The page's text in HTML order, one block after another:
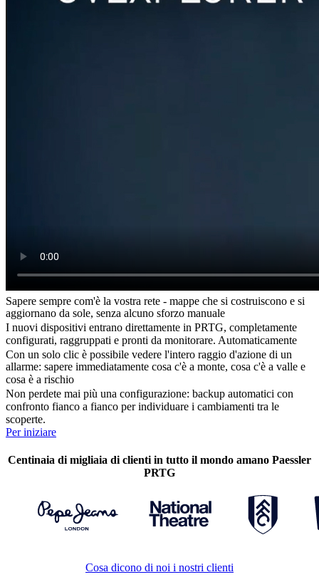
Sapere sempre com'è la vostra rete - mappe che si costruiscono e si
aggiornano da sole, senza alcuno sforzo manuale
I nuovi dispositivi entrano direttamente in PRTG, completamente
configurati, raggruppati e pronti da monitorare. Automaticamente
Con un solo clic è possibile vedere l'intero raggio d'azione di un
allarme: sapere immediatamente cosa c'è a monte, cosa c'è a valle e
cosa è a rischio
Non perdete mai più una configurazione: backup automatici con
confronto fianco a fianco per individuare i cambiamenti tra le
scoperte.
Per iniziare
Centinaia di migliaia di clienti in tutto il mondo amano Paessler
PRTG
Cosa dicono di noi i nostri clienti